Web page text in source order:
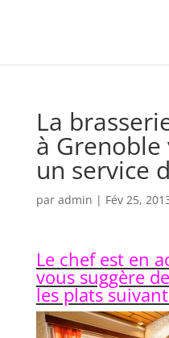
La
à
un service
par admin | Fév 25,
Le chef est en
vous suggère
les plats